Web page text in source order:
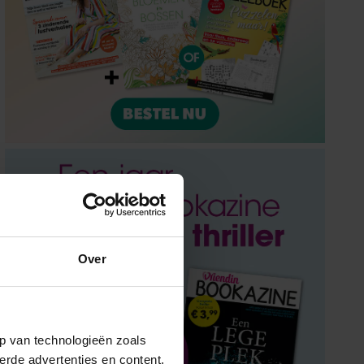
Over
van technologieën zoals
advertenties en content,